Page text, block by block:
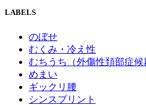
LABELS
のぼせ
むくみ・冷え性
むちうち（外傷性頚部症候
めまい
ギックリ腰
シンスプリント